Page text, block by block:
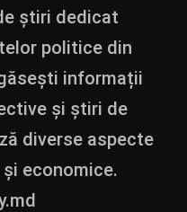
știri dedicat
politice din
informații
și știri de
diverse aspecte
economice.